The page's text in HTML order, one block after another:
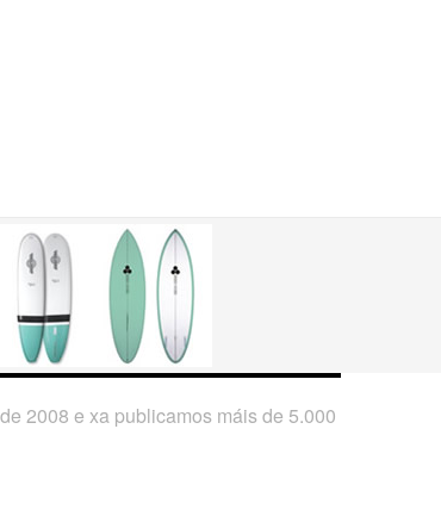
2008 e xa publicamos máis de 5.000